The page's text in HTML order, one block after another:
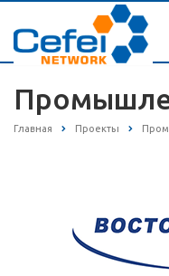
Главная Проекты